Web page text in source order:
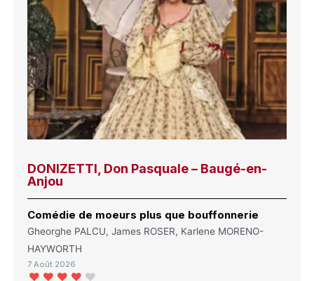
DONIZETTI, Don Pasquale – Baugé-en-
Anjou
Comédie de moeurs plus que bouffonnerie
Gheorghe PALCU, James ROSER, Karlene MORENO-
HAYWORTH
7 Août 2026